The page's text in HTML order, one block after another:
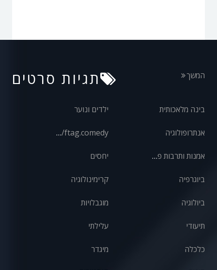
תגיות סרטים המשך
בינה מלאכותית
אנתרופולוגיה
אמנות ותרבות פופולרית
ביוגרפיה
ביולוגיה
ילדים ונוער
front/ftag.comedy
יחסים
קרימינולוגיה
מוגבלויות
תיעודי
כלכלה
עלילתי
מיגדר